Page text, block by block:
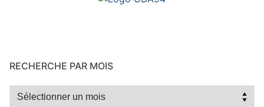
RECHERCHE PAR MOIS
Recherche